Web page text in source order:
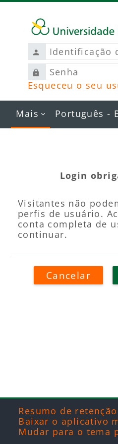
Ir para o conteúdo
Identificação
de
usuário
Senha
Esqueceu o seu
Mais Português -
Login
Visitantes não
perfis de usuário.
conta completa de
continuar.
Cancelar
Resumo de
Baixar o aplicativo
Mudar para o tema